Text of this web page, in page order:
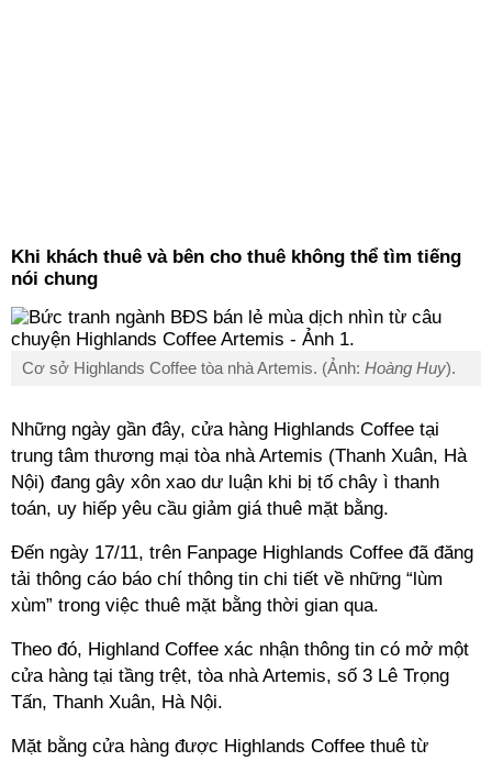
Khi khách thuê và bên cho thuê không thể tìm tiếng
nói chung
Cơ sở Highlands Coffee tòa nhà Artemis. (Ảnh: Hoàng Huy).
Những ngày gần đây, cửa hàng Highlands Coffee tại
trung tâm thương mại tòa nhà Artemis (Thanh Xuân, Hà
Nội) đang gây xôn xao dư luận khi bị tố chây ì thanh
toán, uy hiếp yêu cầu giảm giá thuê mặt bằng.
Đến ngày 17/11, trên Fanpage Highlands Coffee đã đăng
tải thông cáo báo chí thông tin chi tiết về những “lùm
xùm” trong việc thuê mặt bằng thời gian qua.
Theo đó, Highland Coffee xác nhận thông tin có mở một
cửa hàng tại tầng trệt, tòa nhà Artemis, số 3 Lê Trọng
Tấn, Thanh Xuân, Hà Nội.
Mặt bằng cửa hàng được Highlands Coffee thuê từ